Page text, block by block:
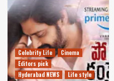
Celebrity Life
Cinema
Editors pick
Hyderabad NEWS
Life style